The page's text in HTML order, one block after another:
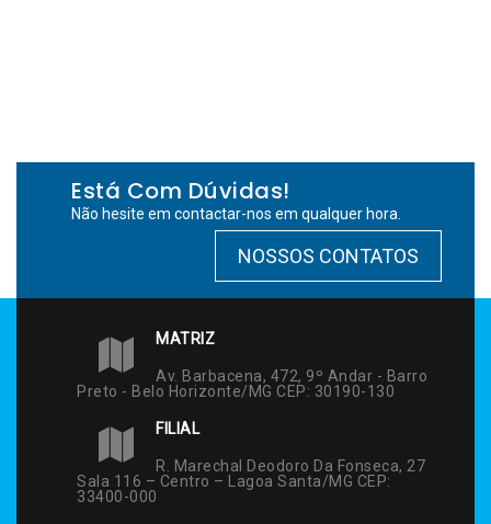
Está Com Dúvidas!
Não hesite em contactar-nos em qualquer hora.
NOSSOS CONTATOS
MATRIZ
Av. Barbacena, 472, 9º Andar - Barro
Preto - Belo Horizonte/MG CEP: 30190-130
FILIAL
R. Marechal Deodoro Da Fonseca, 27
Sala 116 – Centro – Lagoa Santa/MG CEP:
33400-000